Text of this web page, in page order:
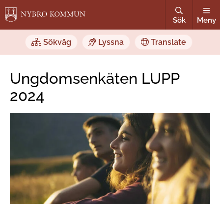
Sök Meny
Sökväg Lyssna Translate
Ungdomsenkäten LUPP
2024